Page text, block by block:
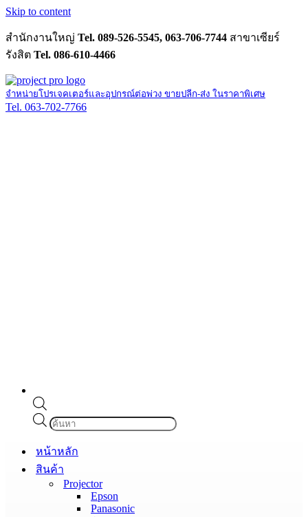
Skip to content
สำนักงานใหญ่ Tel. 089-526-5545, 063-706-7744 สาขาเซียร์
รังสิต Tel. 086-610-4466
จำหน่ายโปรเจคเตอร์และอุปกรณ์ต่อพ่วง ขายปลีก-ส่ง ในราคาพิเศษ
Tel. 063-702-7766
Products
search
หน้าหลัก
สินค้า
Projector
Epson
Panasonic